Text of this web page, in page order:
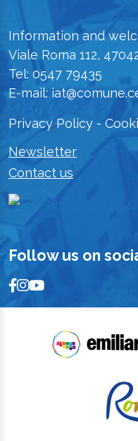
Information and
Viale Roma 112,
Tel: 0547 79435
E-mail:
Privacy Policy -
Newsletter
Contact us
Follow us on